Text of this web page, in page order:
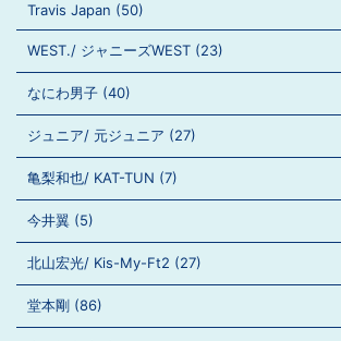
Travis Japan (50)
WEST./ ジャニーズWEST (23)
なにわ男子 (40)
ジュニア/ 元ジュニア (27)
亀梨和也/ KAT-TUN (7)
今井翼 (5)
北山宏光/ Kis-My-Ft2 (27)
堂本剛 (86)